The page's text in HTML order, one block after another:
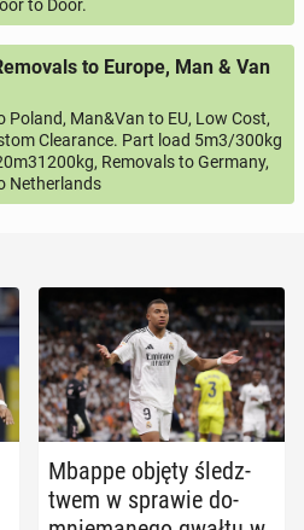
to Door.
to Europe, Man & Van
Poland, Man&Van to EU, Low Cost,
Clearance. Part load 5m3/300kg
Removals to Germany,
Netherlands
Mbappe objęty śledz­
twem w sprawie do­